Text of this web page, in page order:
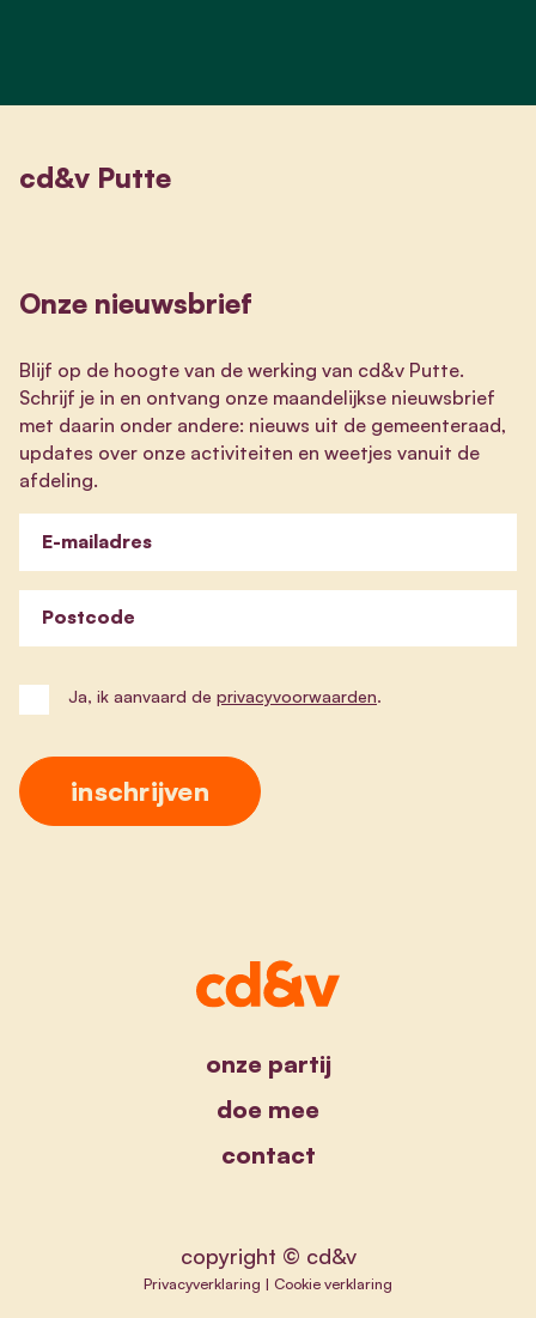
cd&v Putte
Onze nieuwsbrief
Blijf op de hoogte van de werking van cd&v Putte.
Schrijf je in en ontvang onze maandelijkse nieuwsbrief
met daarin onder andere: nieuws uit de gemeenteraad,
updates over onze activiteiten en weetjes vanuit de
afdeling.
E-mailadres
Postcode
Ja, ik aanvaard de privacyvoorwaarden.
onze partij
doe mee
contact
copyright © cd&v
Privacyverklaring | Cookie verklaring